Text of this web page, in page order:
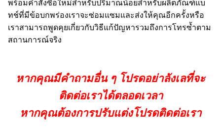
พร้อมคำสั่งซื้อใหม่สำหรับปริมาณน้อยสำหรับผลิตภัณฑ์แบ
ทช์ที่มีข้อบกพร่องเราจะซ่อมแซมและส่งให้คุณอีกครั้งหรือ
เราสามารถพูดคุยเกี่ยวกับวิธีแก้ปัญหารวมถึงการโทรซ้ำตาม
สถานการณ์จริง
หากคุณมีคำถามอื่น ๆ โปรดอย่าลังเลที่จะ
ติดต่อเราได้ตลอดเวลา
หากคุณต้องการปรับแต่งโปรดติดต่อเรา